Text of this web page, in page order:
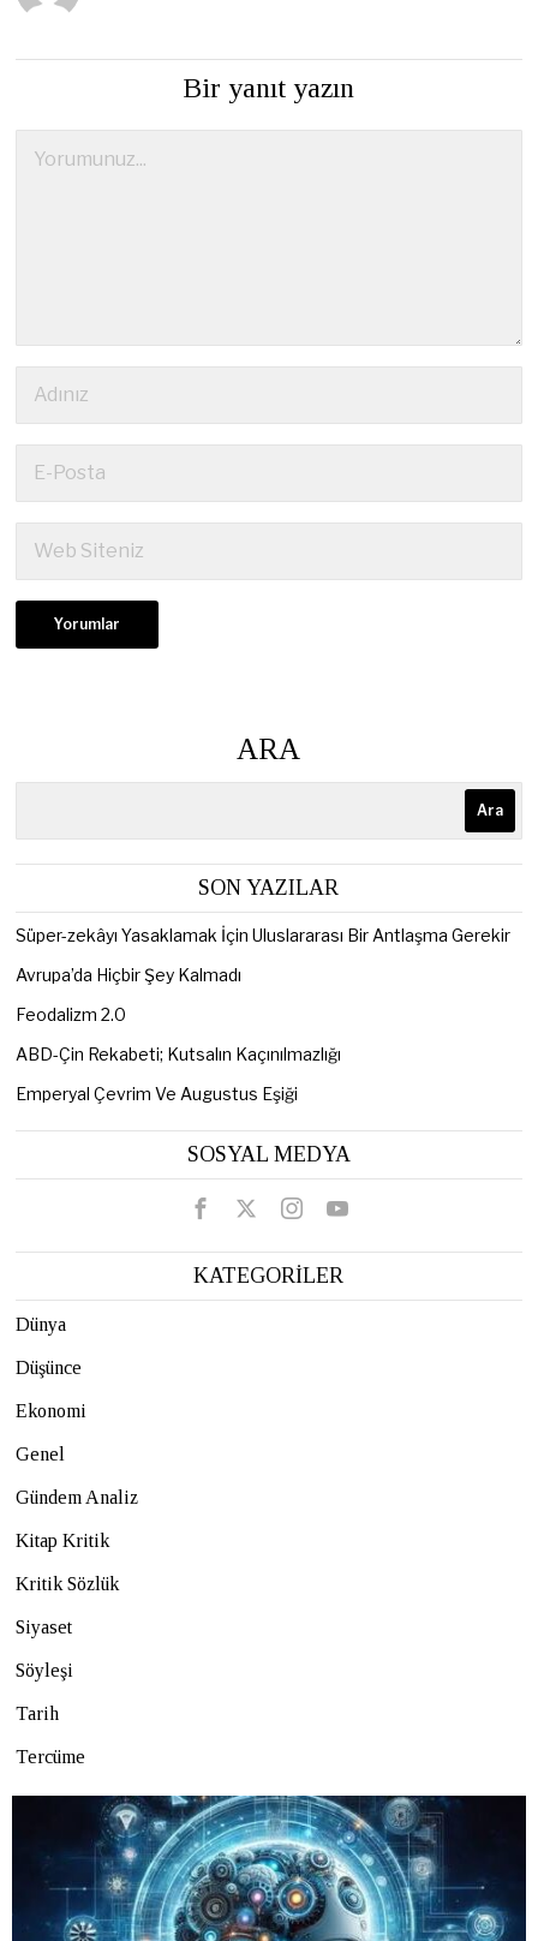
Bir yanıt yazın
ARA
Ara
SON YAZILAR
Süper-zekâyı Yasaklamak İçin Uluslararası Bir Antlaşma Gerekir
Avrupa’da Hiçbir Şey Kalmadı
Feodalizm 2.0
ABD-Çin Rekabeti; Kutsalın Kaçınılmazlığı
Emperyal Çevrim Ve Augustus Eşiği
SOSYAL MEDYA
KATEGORİLER
Dünya
Düşünce
Ekonomi
Genel
Gündem Analiz
Kitap Kritik
Kritik Sözlük
Siyaset
Söyleşi
Tarih
Tercüme